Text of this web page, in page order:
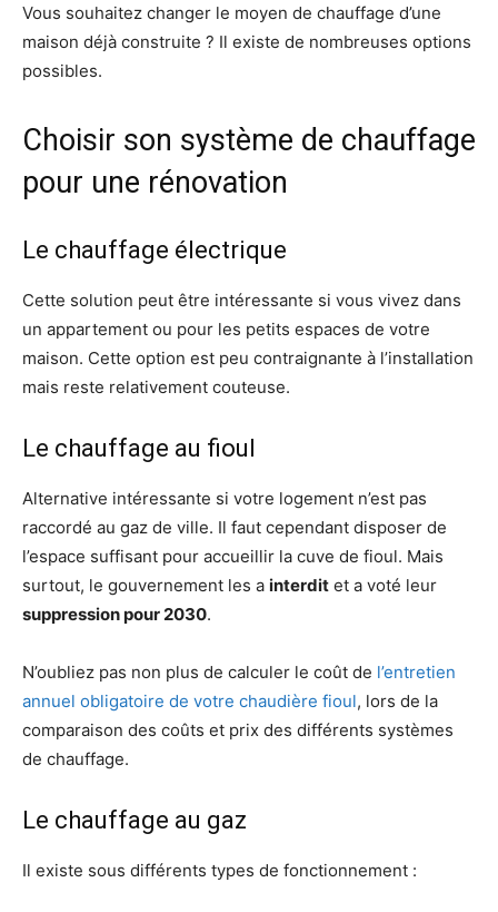
Vous souhaitez changer le moyen de chauffage d’une
maison déjà construite ? Il existe de nombreuses options
possibles.
Choisir son système de chauffage
pour une rénovation
Le chauffage électrique
Cette solution peut être intéressante si vous vivez dans
un appartement ou pour les petits espaces de votre
maison. Cette option est peu contraignante à l’installation
mais reste relativement couteuse.
Le chauffage au fioul
Alternative intéressante si votre logement n’est pas
raccordé au gaz de ville. Il faut cependant disposer de
l’espace suffisant pour accueillir la cuve de fioul. Mais
surtout, le gouvernement les a interdit et a voté leur
suppression pour 2030.
N’oubliez pas non plus de calculer le coût de l’entretien
annuel obligatoire de votre chaudière fioul, lors de la
comparaison des coûts et prix des différents systèmes
de chauffage.
Le chauffage au gaz
Il existe sous différents types de fonctionnement :